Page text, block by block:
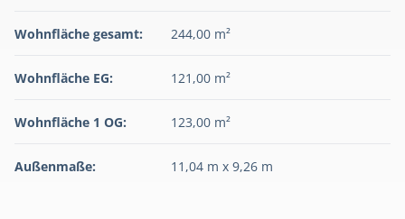
Wohnfläche gesamt: 244,00 m²
Wohnfläche EG: 121,00 m²
Wohnfläche 1 OG: 123,00 m²
Außenmaße: 11,04 m x 9,26 m